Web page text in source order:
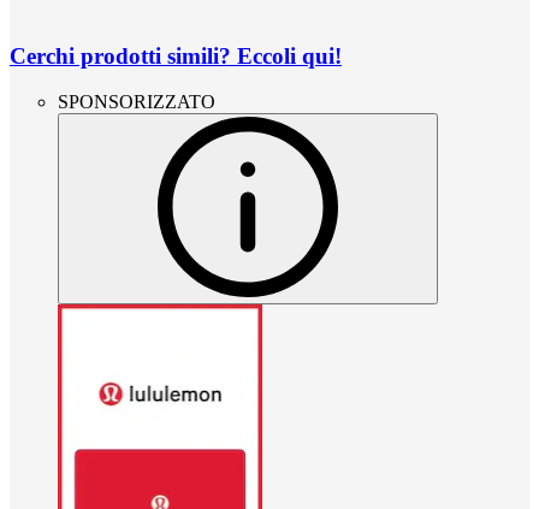
Cerchi prodotti simili? Eccoli qui!
SPONSORIZZATO